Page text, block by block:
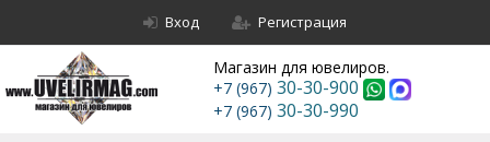
Вход Регистрация
Магазин для ювелиров.
+7 (967) 30-30-900
+7 (967) 30-30-990